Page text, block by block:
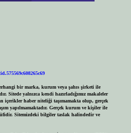
bir marka, kurum veya şahıs şirketi ile
Sitede yalnızca kendi hazırladığımız makaleler
içerikler haber niteliği taşımamakta olup, gerçek
yapılmamaktadır. Gerçek kurum ve kişiler ile
Sitemizdeki bilgiler taslak halindedir ve